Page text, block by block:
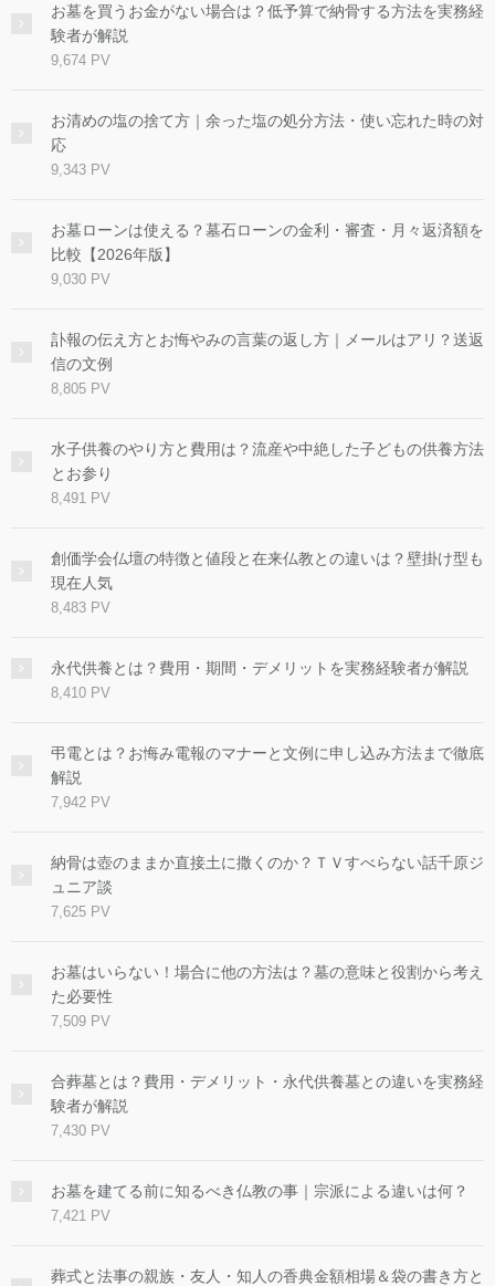
お墓を買うお金がない場合は？低予算で納骨する方法を実務経
験者が解説
9,674 PV
お清めの塩の捨て方｜余った塩の処分方法・使い忘れた時の対
応
9,343 PV
お墓ローンは使える？墓石ローンの金利・審査・月々返済額を
比較【2026年版】
9,030 PV
訃報の伝え方とお悔やみの言葉の返し方｜メールはアリ？送返
信の文例
8,805 PV
水子供養のやり方と費用は？流産や中絶した子どもの供養方法
とお参り
8,491 PV
創価学会仏壇の特徴と値段と在来仏教との違いは？壁掛け型も
現在人気
8,483 PV
永代供養とは？費用・期間・デメリットを実務経験者が解説
8,410 PV
弔電とは？お悔み電報のマナーと文例に申し込み方法まで徹底
解説
7,942 PV
納骨は壺のままか直接土に撒くのか？ＴＶすべらない話千原ジ
ュニア談
7,625 PV
お墓はいらない！場合に他の方法は？墓の意味と役割から考え
た必要性
7,509 PV
合葬墓とは？費用・デメリット・永代供養墓との違いを実務経
験者が解説
7,430 PV
お墓を建てる前に知るべき仏教の事｜宗派による違いは何？
7,421 PV
葬式と法事の親族・友人・知人の香典金額相場＆袋の書き方と